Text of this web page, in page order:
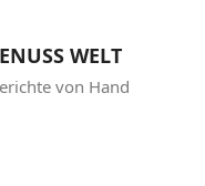
WELT
von Hand